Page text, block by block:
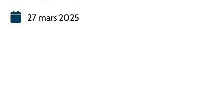
27 mars 2025